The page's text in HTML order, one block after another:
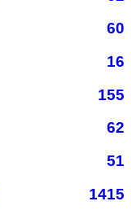
60
16
155
62
51
1415